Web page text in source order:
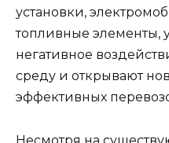
установки,
топливные элементы,
негативное
среду и открывают
эффективных
Несмотря на